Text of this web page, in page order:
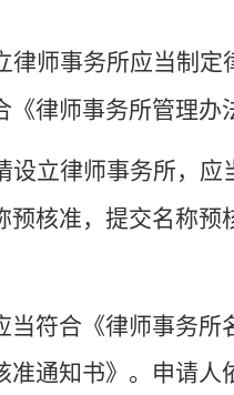
律师事务所应当制
《律师事务所管理
设立律师事务所，
预核准，提交名称预
当符合《律师事务
准通知书》。申请